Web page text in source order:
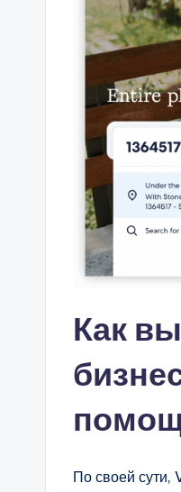
Как
По своей сути,